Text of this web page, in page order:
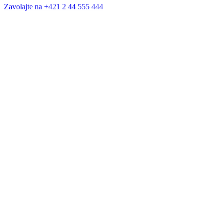
Zavolajte na +421 2 44 555 444